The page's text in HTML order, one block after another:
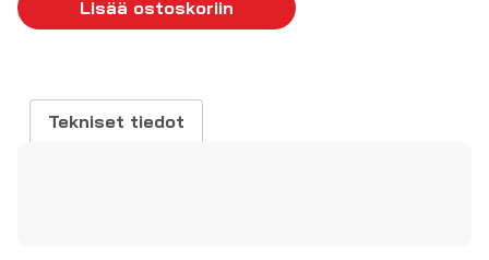
32
määrä
Lisää ostoskoriin
Tekniset tiedot